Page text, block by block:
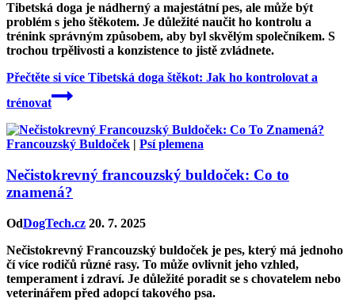
Tibetská doga je nádherný a majestátní pes, ale může být
problém s jeho štěkotem. Je důležité naučit ho kontrolu a
trénink správným způsobem, aby byl skvělým společníkem. S
trochou trpělivosti a konzistence to jistě zvládnete.
Přečtěte si více Tibetská doga štěkot: Jak ho kontrolovat a
trénovat
Francouzský Buldoček | Psí plemena
Nečistokrevný francouzský buldoček: Co to
znamená?
OdDogTech.cz 20. 7. 2025
Nečistokrevný Francouzský buldoček je pes, který má jednoho
čí více rodičů různé rasy. To může ovlivnit jeho vzhled,
temperament i zdraví. Je důležité poradit se s chovatelem nebo
veterinářem před adopcí takového psa.